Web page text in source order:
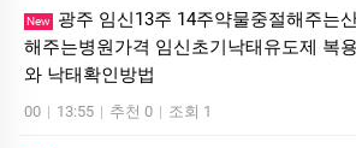
New
광주 임신13주 14주약물중절해주는
해주는병원가격 임신초기낙태유도제 복
와 낙태확인방법
00 | 13:55 | 추천 0 | 조회 1